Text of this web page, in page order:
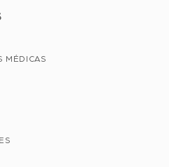
MÉDICAS